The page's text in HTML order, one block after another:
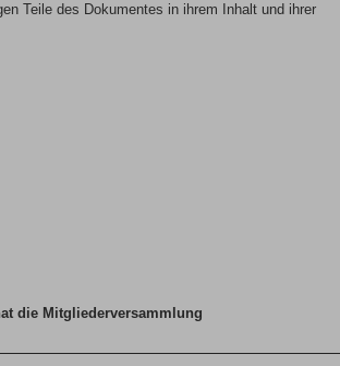
Teile des Dokumentes in ihrem Inhalt und ihrer
die Mitgliederversammlung